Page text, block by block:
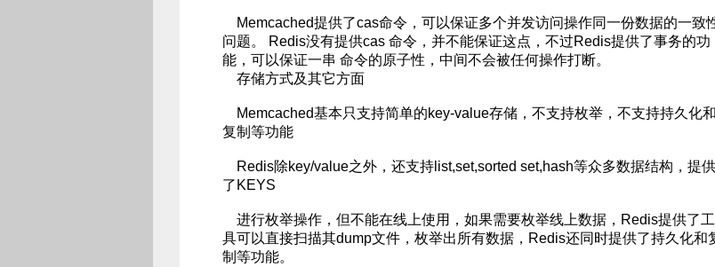
Memcached提供了cas命令，可以保证多个并发访问操作同一份数据的一致
问题。 Redis没有提供cas 命令，并不能保证这点，不过Redis提供了事务的功
能，可以保证一串 命令的原子性，中间不会被任何操作打断。
存储方式及其它方面
Memcached基本只支持简单的key-value存储，不支持枚举，不支持持久化和
复制等功能
Redis除key/value之外，还支持list,set,sorted set,hash等众多数据结构，提供
了KEYS
进行枚举操作，但不能在线上使用，如果需要枚举线上数据，Redis提供了工
具可以直接扫描其dump文件，枚举出所有数据，Redis还同时提供了持久化和
制等功能。